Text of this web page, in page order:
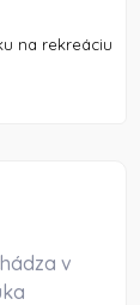
na rekreáciu
v